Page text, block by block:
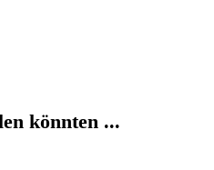
könnten ...